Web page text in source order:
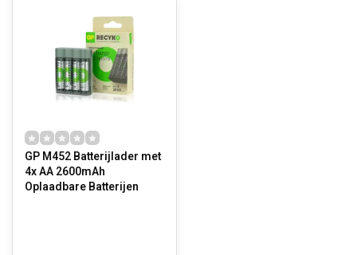
GP M452 Batterijlader met
4x AA 2600mAh
Oplaadbare Batterijen